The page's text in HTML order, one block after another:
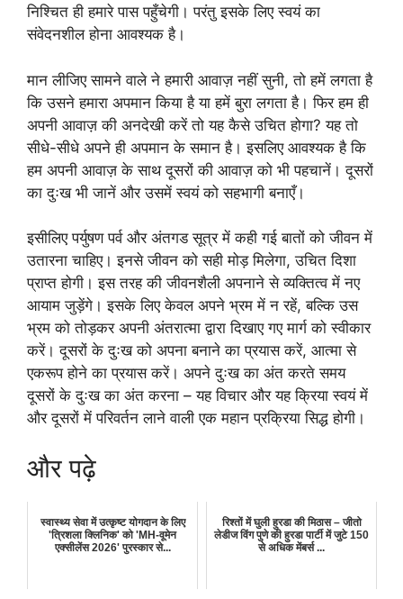
निश्चित ही हमारे पास पहुँचेगी। परंतु इसके लिए स्वयं का
संवेदनशील होना आवश्यक है।
मान लीजिए सामने वाले ने हमारी आवाज़ नहीं सुनी, तो हमें लगता है
कि उसने हमारा अपमान किया है या हमें बुरा लगता है। फिर हम ही
अपनी आवाज़ की अनदेखी करें तो यह कैसे उचित होगा? यह तो
सीधे-सीधे अपने ही अपमान के समान है। इसलिए आवश्यक है कि
हम अपनी आवाज़ के साथ दूसरों की आवाज़ को भी पहचानें। दूसरों
का दुःख भी जानें और उसमें स्वयं को सहभागी बनाएँ।
इसीलिए पर्युषण पर्व और अंतगड सूत्र में कही गई बातों को जीवन में
उतारना चाहिए। इनसे जीवन को सही मोड़ मिलेगा, उचित दिशा
प्राप्त होगी। इस तरह की जीवनशैली अपनाने से व्यक्तित्व में नए
आयाम जुड़ेंगे। इसके लिए केवल अपने भ्रम में न रहें, बल्कि उस
भ्रम को तोड़कर अपनी अंतरात्मा द्वारा दिखाए गए मार्ग को स्वीकार
करें। दूसरों के दुःख को अपना बनाने का प्रयास करें, आत्मा से
एकरूप होने का प्रयास करें। अपने दुःख का अंत करते समय
दूसरों के दुःख का अंत करना – यह विचार और यह क्रिया स्वयं में
और दूसरों में परिवर्तन लाने वाली एक महान प्रक्रिया सिद्ध होगी।
और पढ़े
स्वास्थ्य सेवा में उत्कृष्ट योगदान के लिए
'त्रिशला क्लिनिक' को 'MH-वूमेन
एक्सीलेंस 2026' पुरस्कार से...
रिश्तों में घुली हुरडा की मिठास – जीतो
लेडीज विंग पुणे की हुरडा पार्टी में जुटे 150
से अधिक मेंबर्स ...